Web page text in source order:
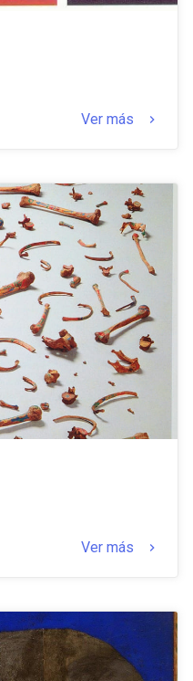
Ver más keyboard_arrow_right
Ver más keyboard_arrow_right